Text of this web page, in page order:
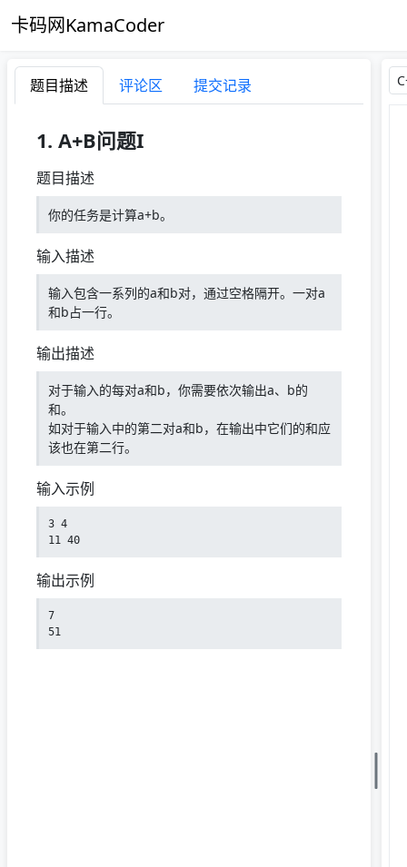
卡码网KamaCoder
题目描述 评论区 提交记录
1. A+B问题I
题目描述
你的任务是计算a+b。
输入描述
输入包含一系列的a和b对，通过空格隔开。一对a
和b占一行。
输出描述
对于输入的每对a和b，你需要依次输出a、b的
和。
如对于输入中的第二对a和b，在输出中它们的和应
该也在第二行。
输入示例
3 4
11 40
输出示例
7
51